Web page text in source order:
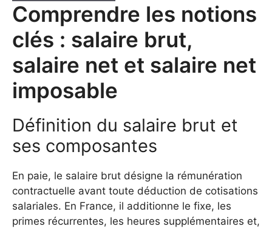
Comprendre les notions
clés : salaire brut,
salaire net et salaire net
imposable
Définition du salaire brut et
ses composantes
En paie, le salaire brut désigne la rémunération
contractuelle avant toute déduction de cotisations
salariales. En France, il additionne le fixe, les
primes récurrentes, les heures supplémentaires et,